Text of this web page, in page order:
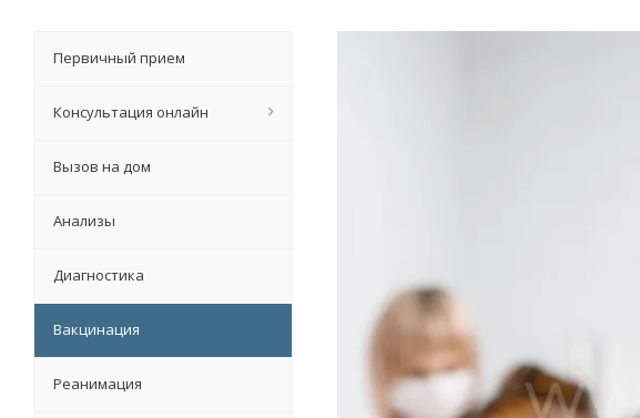
Первичный прием
Консультация онлайн
Вызов на дом
Анализы
Диагностика
Вакцинация
Реанимация